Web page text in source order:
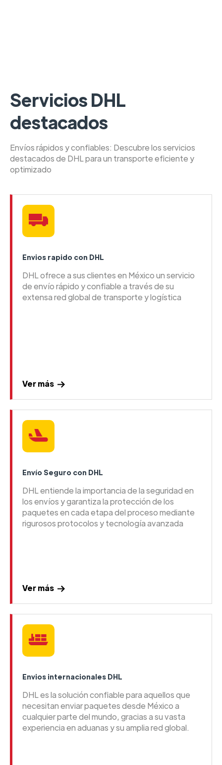
Servicios DHL
destacados
Envíos rápidos y confiables: Descubre los servicios
destacados de DHL para un transporte eficiente y
optimizado
Envios rapido con DHL
DHL ofrece a sus clientes en México un servicio
de envío rápido y confiable a través de su
extensa red global de transporte y logística
Ver más
Envío Seguro con DHL
DHL entiende la importancia de la seguridad en
los envíos y garantiza la protección de los
paquetes en cada etapa del proceso mediante
rigurosos protocolos y tecnología avanzada
Ver más
Envios internacionales DHL
DHL es la solución confiable para aquellos que
necesitan enviar paquetes desde México a
cualquier parte del mundo, gracias a su vasta
experiencia en aduanas y su amplia red global.